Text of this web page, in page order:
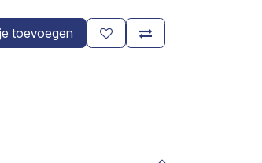
toevoegen